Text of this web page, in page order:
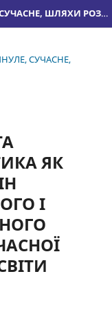
УКРАЇНСЬКА КУЛЬТУРА : МИНУЛЕ, СУЧАСНЕ, ШЛЯХИ РОЗВИТКУ
СУЧАСНЕ,
ЯК
І